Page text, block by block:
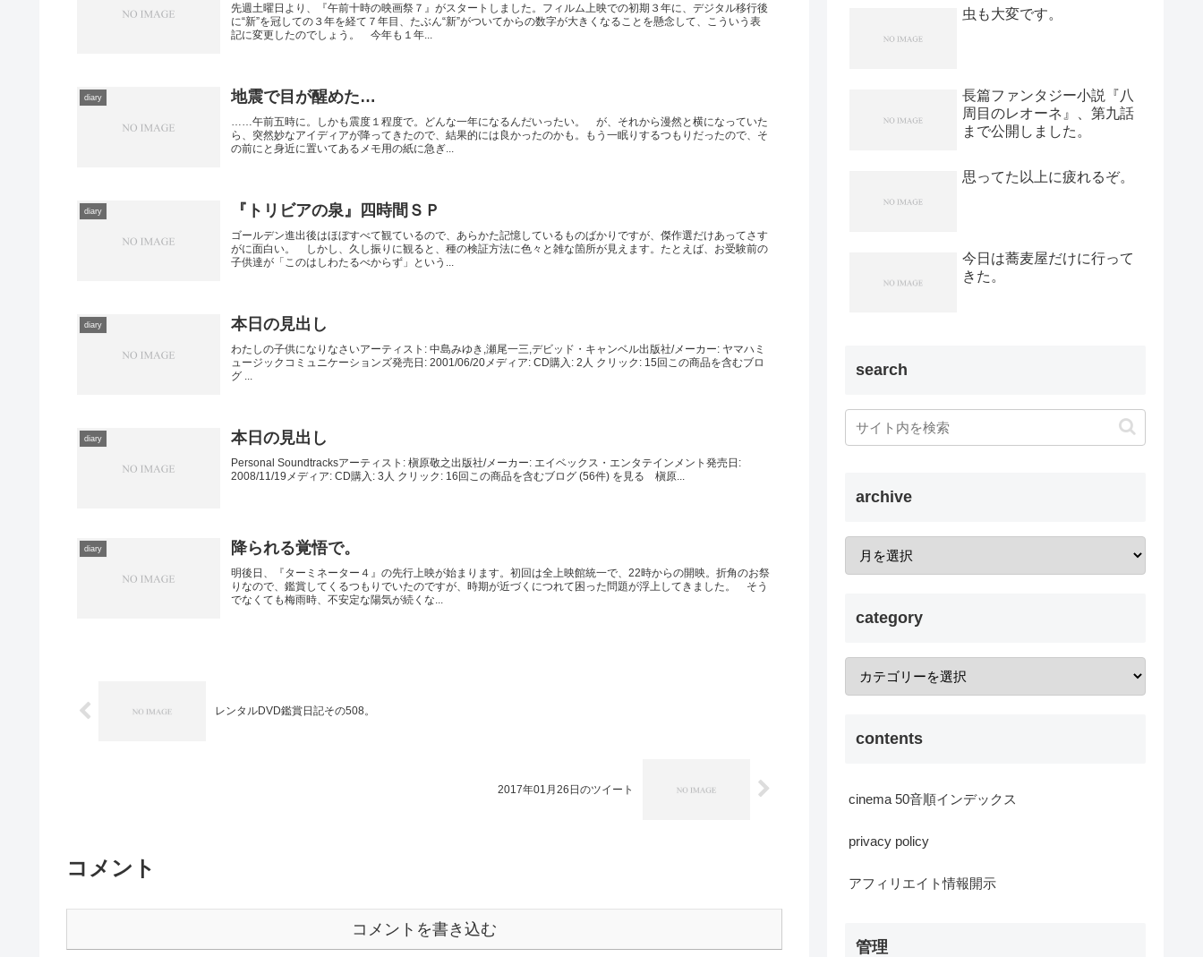
先週土曜日より、『午前十時の映画祭７』がスタートしました。フィルム上映での初期３年に、デジタル移行後
に“新”を冠しての３年を経て７年目、たぶん“新”がついてからの数字が大きくなることを懸念して、こういう表
記に変更したのでしょう。 今年も１年...
diary 地震で目が醒めた…
……午前五時に。しかも震度１程度で。どんな一年になるんだいったい。 が、それから漫然と横になっていた
ら、突然妙なアイディアが降ってきたので、結果的には良かったのかも。もう一眠りするつもりだったので、そ
の前にと身近に置いてあるメモ用の紙に急ぎ...
diary 『トリビアの泉』四時間ＳＰ
ゴールデン進出後はほぼすべて観ているので、あらかた記憶しているものばかりですが、傑作選だけあってさす
がに面白い。 しかし、久し振りに観ると、種の検証方法に色々と雑な箇所が見えます。たとえば、お受験前の
子供達が「このはしわたるべからず」という...
diary 本日の見出し
わたしの子供になりなさいアーティスト: 中島みゆき,瀬尾一三,デビッド・キャンベル出版社/メーカー: ヤマハミ
ュージックコミュニケーションズ発売日: 2001/06/20メディア: CD購入: 2人 クリック: 15回この商品を含むブロ
グ ...
diary 本日の見出し
Personal Soundtracksアーティスト: 槇原敬之出版社/メーカー: エイベックス・エンタテインメント発売日:
2008/11/19メディア: CD購入: 3人 クリック: 16回この商品を含むブログ (56件) を見る 槇原...
diary 降られる覚悟で。
明後日、『ターミネーター４』の先行上映が始まります。初回は全上映館統一で、22時からの開映。折角のお祭
りなので、鑑賞してくるつもりでいたのですが、時期が近づくにつれて困った問題が浮上してきました。 そう
でなくても梅雨時、不安定な陽気が続くな...
レンタルDVD鑑賞日記その508。
2017年01月26日のツイート
コメント
コメントを書き込む
虫も大変です。
長篇ファンタジー小説『八
周目のレオーネ』、第九話
まで公開しました。
思ってた以上に疲れるぞ。
今日は蕎麦屋だけに行って
きた。
search
archive
category
contents
cinema 50音順インデックス
privacy policy
アフィリエイト情報開示
管理